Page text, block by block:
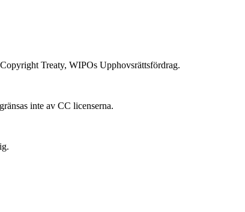
Treaty, WIPOs Upphovsrättsfördrag.
inte av CC licenserna.